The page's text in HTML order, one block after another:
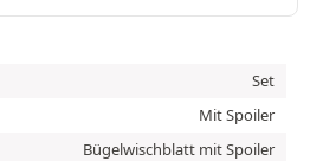
Set
Mit Spoiler
Bügelwischblatt mit Spoiler